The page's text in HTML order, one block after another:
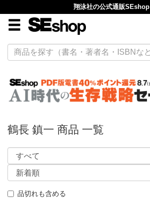
翔泳社の公式通販SEshop
鶴長 鎮一 商品 一覧
品切れも含める